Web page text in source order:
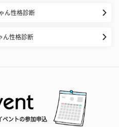
ん性格診断
ん性格診断
ベントの参加申込